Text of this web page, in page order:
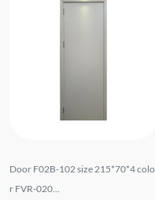
Door F02B-102 size 215*70*4 colo
r FVR-020...